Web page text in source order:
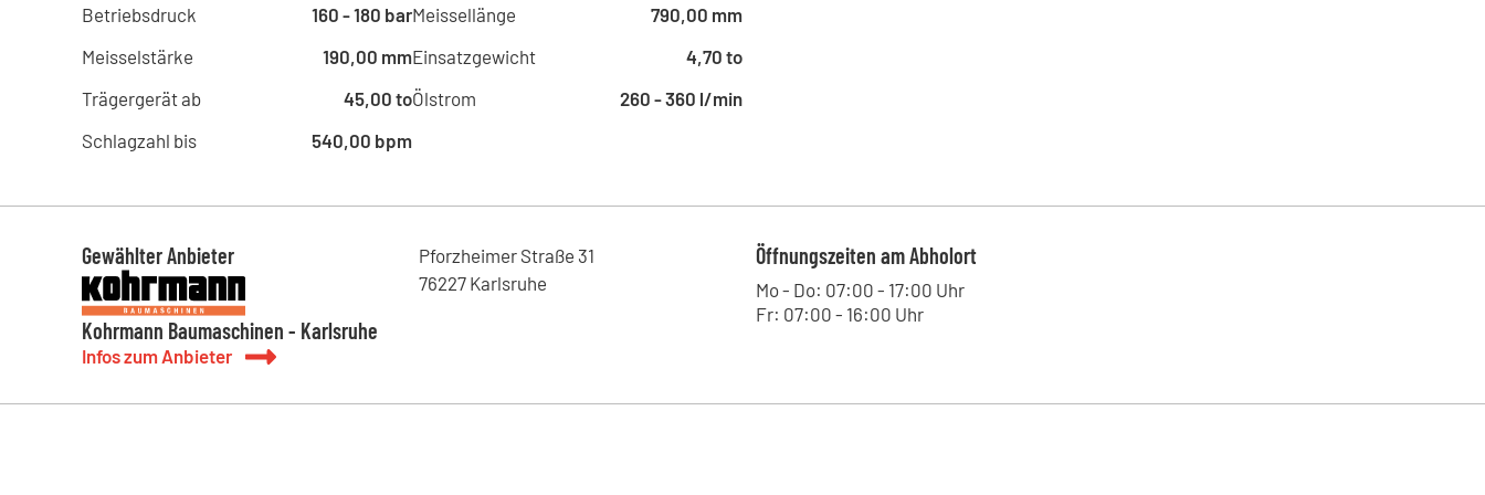
Kohrmann Baumaschinen - Leipzig
Westringstraße 101, 04435 - Schkeuditz , DE
Betriebsdruck
160 - 180 bar
Meisselstärke
190,00 mm
Trägergerät ab
45,00 to
Schlagzahl bis
540,00 bpm
Meissellänge
790,00 mm
Einsatzgewicht
4,70 to
Ölstrom
260 - 360 l/min
Gewählter Anbieter
Kohrmann Baumaschinen - Karlsruhe
Infos zum Anbieter
Pforzheimer Straße 31
76227 Karlsruhe
Öffnungszeiten am Abholort
Mo - Do: 07:00 - 17:00 Uhr
Fr: 07:00 - 16:00 Uhr